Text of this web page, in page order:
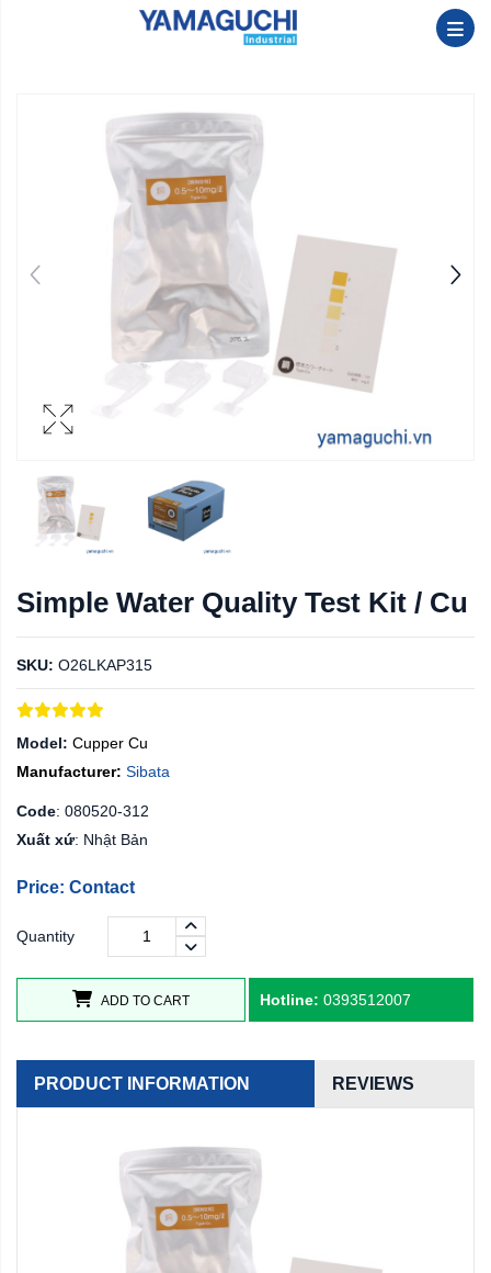
Simple Water Quality Test Kit / Cu
SKU: O26LKAP315
Model: Cupper Cu
Manufacturer: Sibata
Code: 080520-312
Xuất xứ: Nhật Bản
Price: Contact
Quantity
ADD TO CART Hotline: 0393512007
PRODUCT INFORMATION REVIEWS